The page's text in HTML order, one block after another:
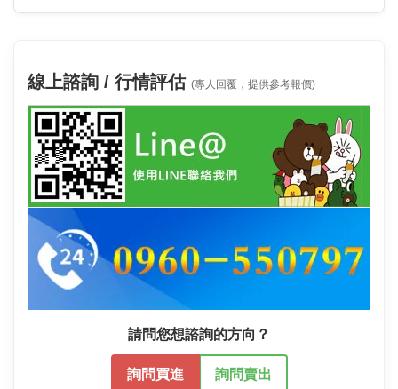
線上諮詢 / 行情評估 (專人回覆，提供參考報價)
請問您想諮詢的方向？
詢問買進 詢問賣出